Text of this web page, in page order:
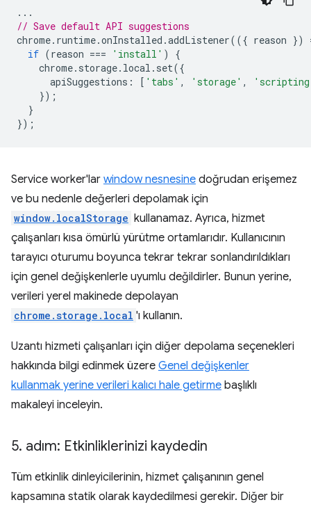
...
// Save default API suggestions
chrome. runtime.onInstalled .addListener(({ reason })
if (reason === 'install' )
{
chrome. storage. local . set({
apiSuggestions : [ 'tabs' , 'storage' ,
});
}
});
Service worker'lar window nesnesine doğrudan erişemez
ve bu nedenle değerleri depolamak için
window.localStorage kullanamaz. Ayrıca, hizmet
çalışanları kısa ömürlü yürütme ortamlarıdır. Kullanıcının
tarayıcı oturumu boyunca tekrar tekrar sonlandırıldıkları
için genel değişkenlerle uyumlu değildirler. Bunun yerine,
verileri yerel makinede depolayan
chrome.storage.local 'ı kullanın.
Uzantı hizmeti çalışanları için diğer depolama seçenekleri
hakkında bilgi edinmek üzere Genel değişkenler
kullanmak yerine verileri kalıcı hale getirme başlıklı
makaleyi inceleyin.
5. adım: Etkinliklerinizi kaydedin
Tüm etkinlik dinleyicilerinin, hizmet çalışanının genel
kapsamına statik olarak kaydedilmesi gerekir. Diğer bir